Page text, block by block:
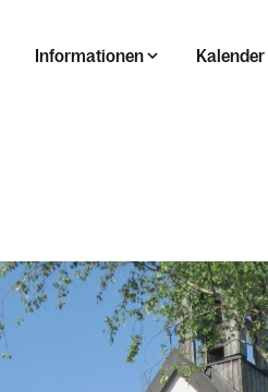
Informationen Kalender